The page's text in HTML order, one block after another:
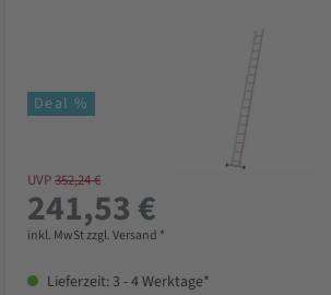
Deal %
UVP352,24 €
241,53 €
inkl. MwSt zzgl. Versand *
Lieferzeit: 3 - 4 Werktage*